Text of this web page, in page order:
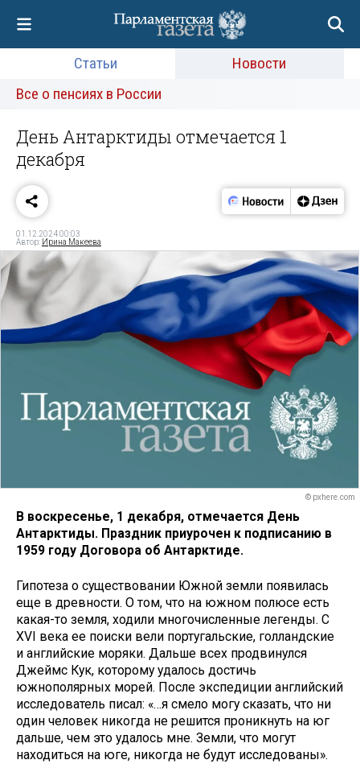
Статьи
Новости
Все о пенсиях в России
День Антарктиды отмечается 1
декабря
01.12.2024 00:03
Автор: Ирина Макеева
© pxhere.com
В воскресенье, 1 декабря, отмечается День
Антарктиды. Праздник приурочен к подписанию в
1959 году Договора об Антарктиде.
Гипотеза о существовании Южной земли появилась
еще в древности. О том, что на южном полюсе есть
какая-то земля, ходили многочисленные легенды. С
XVI века ее поиски вели португальские, голландские
и английские моряки. Дальше всех продвинулся
Джеймс Кук, которому удалось достичь
южнополярных морей. После экспедиции английский
исследователь писал: «…я смело могу сказать, что ни
один человек никогда не решится проникнуть на юг
дальше, чем это удалось мне. Земли, что могут
находиться на юге, никогда не будут исследованы».